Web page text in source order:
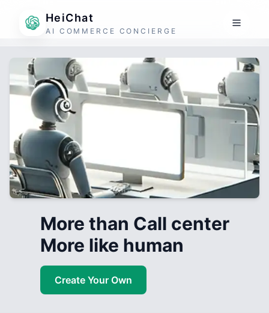
HeiChat
AI COMMERCE CONCIERGE
More than Call center
More like human
Create Your Own